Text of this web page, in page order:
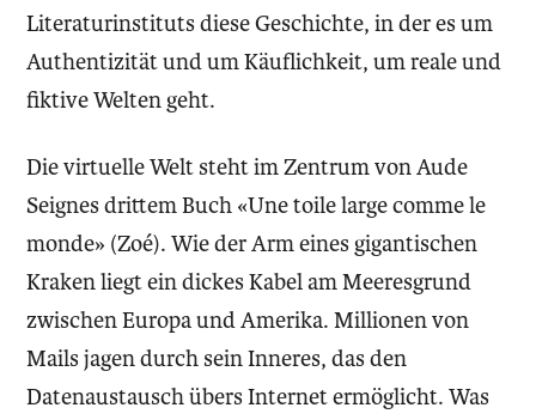
Literaturinstituts diese Geschichte, in der es um
Authentizität und um Käuflichkeit, um reale und
fiktive Welten geht.
Die virtuelle Welt steht im Zentrum von Aude
Seignes drittem Buch «Une toile large comme le
monde» (Zoé). Wie der Arm eines gigantischen
Kraken liegt ein dickes Kabel am Meeresgrund
zwischen Europa und Amerika. Millionen von
Mails jagen durch sein Inneres, das den
Datenaustausch übers Internet ermöglicht. Was